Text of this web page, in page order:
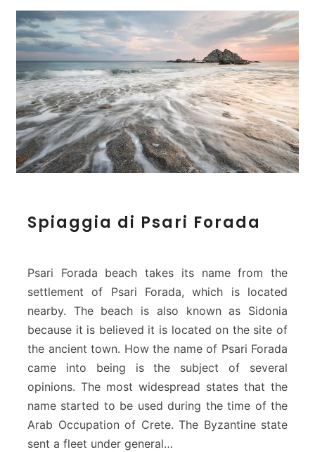
p
g
a
d
i
P
a
r
i
F
Spiaggia di Psari Forada
Psari Forada beach takes its name from the
settlement of Psari Forada, which is located
nearby. The beach is also known as Sidonia
because it is believed it is located on the site of
the ancient town. How the name of Psari Forada
came into being is the subject of several
opinions. The most widespread states that the
name started to be used during the time of the
Arab Occupation of Crete. The Byzantine state
sent a fleet under general…